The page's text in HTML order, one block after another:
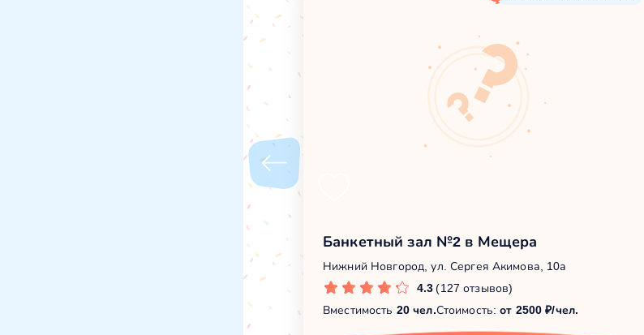
Банкетный зал №2 в Мещера
Нижний Новгород, ул. Сергея Акимова, 10а
4.3 (127 отзывов)
Вместимость 20 чел.Стоимость:от 2500 ₽/чел.